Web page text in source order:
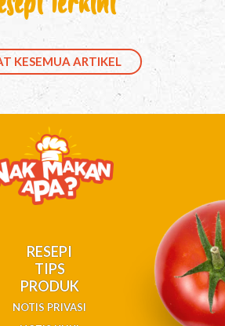
KESEMUA ARTIKEL
RESEPI
TIPS
PRODUK
NOTIS PRIVASI